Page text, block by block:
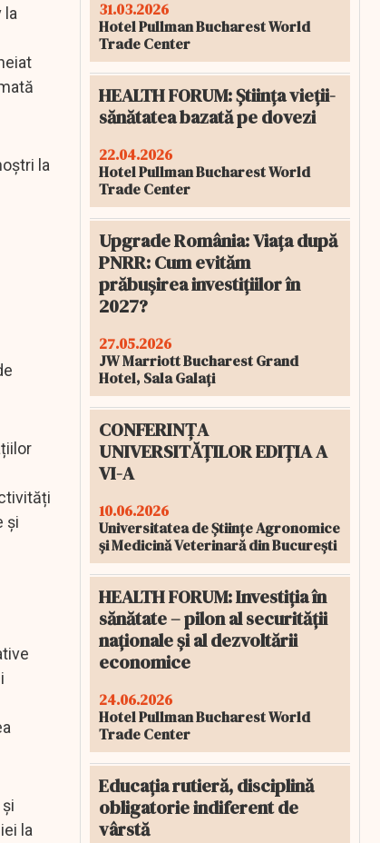
la
la
și
la
31.03.2026
Hotel Pullman Bucharest World
Trade Center
HEALTH FORUM: Știința vieții-
sănătatea bazată pe dovezi
22.04.2026
Hotel Pullman Bucharest World
Trade Center
Upgrade România: Viața după
PNRR: Cum evităm
prăbușirea investițiilor în
2027?
27.05.2026
JW Marriott Bucharest Grand
Hotel, Sala Galați
CONFERINȚA
UNIVERSITĂȚILOR EDIȚIA A
VI-A
10.06.2026
Universitatea de Științe Agronomice
și Medicină Veterinară din București
HEALTH FORUM: Investiția în
sănătate – pilon al securității
naționale și al dezvoltării
economice
24.06.2026
Hotel Pullman Bucharest World
Trade Center
Educația rutieră, disciplină
obligatorie indiferent de
vârstă